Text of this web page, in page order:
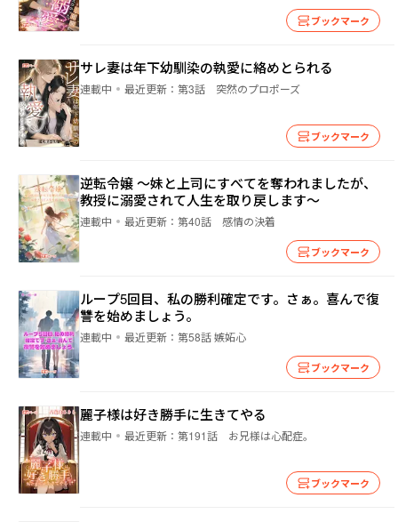
ブックマーク
サレ妻は年下幼馴染の執愛に絡めとられる
連載中 最近更新： 第3話 突然のプロポーズ
ブックマーク
逆転令嬢 ～妹と上司にすべてを奪われましたが、
教授に溺愛されて人生を取り戻します～
連載中 最近更新： 第40話 感情の決着
ブックマーク
ループ5回目、私の勝利確定です。さぁ。喜んで復
讐を始めましょう。
連載中 最近更新： 第58話 嫉妬心
ブックマーク
麗子様は好き勝手に生きてやる
連載中 最近更新： 第191話 お兄様は心配症。
ブックマーク